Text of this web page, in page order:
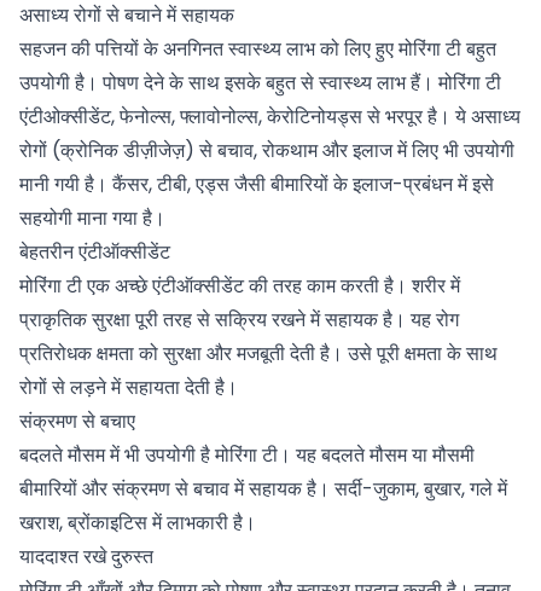
असाध्य रोगों से बचाने में सहायक
सहजन की पत्तियों के अनगिनत स्वास्थ्य लाभ को लिए हुए मोरिंगा टी बहुत
उपयोगी है। पोषण देने के साथ इसके बहुत से स्वास्थ्य लाभ हैं। मोरिंगा टी
एंटीओक्सीडेंट, फेनोल्स, फ्लावोनोल्स, केरोटिनोयड्स से भरपूर है। ये असाध्य
रोगों (क्रोनिक डीज़ीजेज़) से बचाव, रोकथाम और इलाज में लिए भी उपयोगी
मानी गयी है।कैंसर, टीबी,एड्सजैसी बीमारियों के इलाज-प्रबंधन में इसे
सहयोगी माना गया है।
बेहतरीन एंटीऑक्सीडेंट
मोरिंगा टी एक अच्छे एंटीऑक्सीडेंट की तरह काम करती है। शरीर में
प्राकृतिक सुरक्षा पूरी तरह से सक्रिय रखने में सहायक है। यह रोग
प्रतिरोधक क्षमता को सुरक्षा और मजबूती देती है। उसे पूरी क्षमता के साथ
रोगों से लड़ने में सहायता देती है।
संक्रमण से बचाए
बदलते मौसम में भी उपयोगी है मोरिंगा टी। यह बदलते मौसम या मौसमी
बीमारियों और संक्रमण से बचाव में सहायक है। सर्दी-जुकाम, बुखार, गले में
खराश, ब्रोंकाइटिस में लाभकारी है।
याददाश्त रखे दुरुस्त